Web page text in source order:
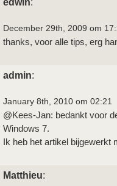
December 29th, 2009 om
thanks, voor alle tips, erg
admin:
January 8th, 2010 om 02:21
@Kees-Jan: bedankt voor
Windows 7.
Ik heb het artikel bijgewerkt
Matthieu: